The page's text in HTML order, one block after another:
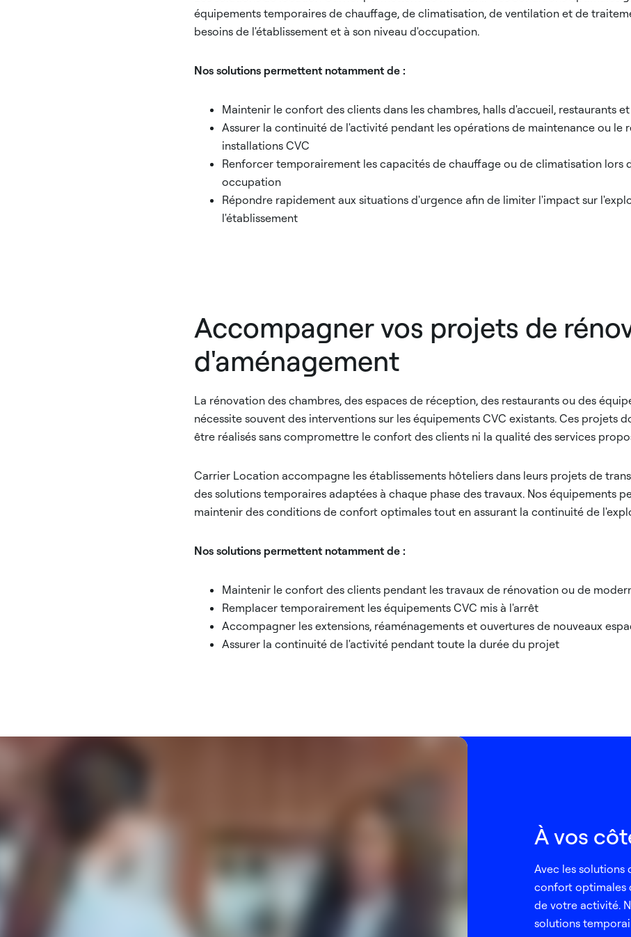
équipements temporaires de chauffage, de climatisation, de ventilation et de
besoins de l'établissement et à son niveau d'occupation.
Nos solutions permettent notamment de :
Maintenir le confort des clients dans les chambres, halls d'accueil, restaurants
Assurer la continuité de l'activité pendant les opérations de maintenance ou le
installations CVC
Renforcer temporairement les capacités de chauffage ou de climatisation lors
occupation
Répondre rapidement aux situations d'urgence afin de limiter l'impact sur
l'établissement
Accompagner vos projets de
d'aménagement
La rénovation des chambres, des espaces de réception, des restaurants ou des
nécessite souvent des interventions sur les équipements CVC existants. Ces projets
être réalisés sans compromettre le confort des clients ni la qualité des services
Carrier Location accompagne les établissements hôteliers dans leurs projets de
des solutions temporaires adaptées à chaque phase des travaux. Nos équipements
maintenir des conditions de confort optimales tout en assurant la continuité de
Nos solutions permettent notamment de :
Maintenir le confort des clients pendant les travaux de rénovation ou de
Remplacer temporairement les équipements CVC mis à l'arrêt
Accompagner les extensions, réaménagements et ouvertures de nouveaux
Assurer la continuité de l'activité pendant toute la durée du projet
À vos
Avec les solutions
confort optimales
de votre activité.
solutions